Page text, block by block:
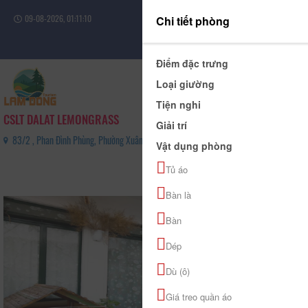
09-08-2026, 01:11:10
Đăng nhập
CSLT DALAT LEMONGRASS
83/2 , Phan Đình Phùng, Phường Xuân Hương - Đà Lạt, Tỉnh Lâm Đồng - 0911144141
Chi tiết phòng
Điểm đặc trưng
Loại giường
Tiện nghi
Giải trí
Vật dụng phòng
Tủ áo
Bàn là
Bàn
Dép
Dù (ô)
Giá treo quần áo